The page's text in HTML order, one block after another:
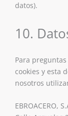
datos).
10.
Para
cookies y esta
nosotros
EBROACERO,